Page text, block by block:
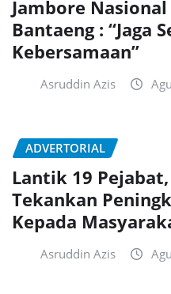
Jambore
Bantaeng : “Jaga
Kebersamaan”
Asruddin Azis
ADVERTORIAL
Lantik 19
Tekankan
Kepada
Asruddin Azis